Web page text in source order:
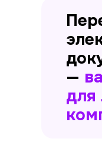
—
для